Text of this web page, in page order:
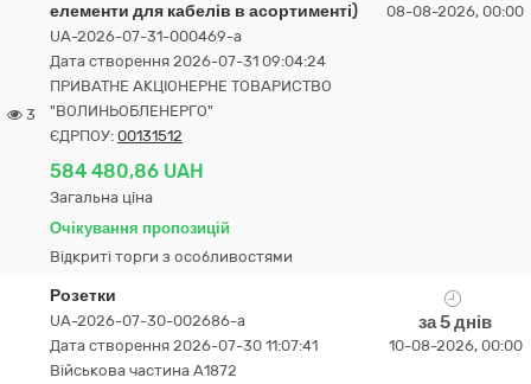
3
елементи для кабелів в асортименті)
UA-2026-07-31-000469-a
Дата створення 2026-07-31 09:04:24
ПРИВАТНЕ АКЦІОНЕРНЕ ТОВАРИСТВО
"ВОЛИНЬОБЛЕНЕРГО"
ЄДРПОУ: 00131512
584 480,86 UAH
Загальна ціна
Очікування пропозицій
Відкриті торги з особливостями
08-08-2026, 00:00
Розетки
UA-2026-07-30-002686-a
Дата створення 2026-07-30 11:07:41
Військова частина А1872
за 5 днів
10-08-2026, 00:00